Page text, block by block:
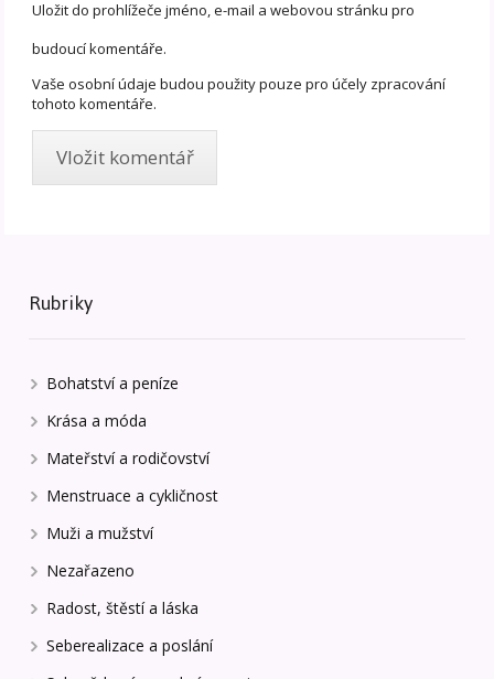
Uložit do prohlížeče jméno, e-mail a webovou stránku pro
budoucí komentáře.
Vaše osobní údaje budou použity pouze pro účely zpracování
tohoto komentáře.
Rubriky
Bohatství a peníze
Krása a móda
Mateřství a rodičovství
Menstruace a cykličnost
Muži a mužství
Nezařazeno
Radost, štěstí a láska
Seberealizace a poslání